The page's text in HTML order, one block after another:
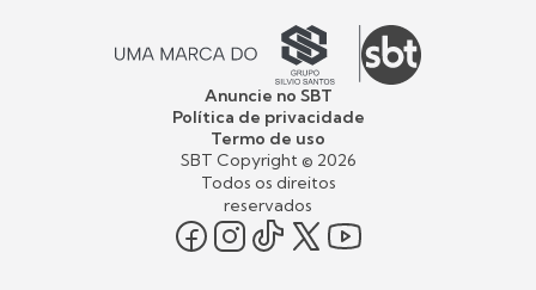
Anuncie no SBT
Política de privacidade
Termo de uso
SBT Copyright © 2026
Todos os direitos
reservados